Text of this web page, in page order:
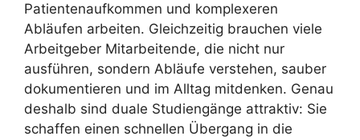
Patientenaufkommen und komplexeren
Abläufen arbeiten. Gleichzeitig brauchen viele
Arbeitgeber Mitarbeitende, die nicht nur
ausführen, sondern Abläufe verstehen, sauber
dokumentieren und im Alltag mitdenken. Genau
deshalb sind duale Studiengänge attraktiv: Sie
schaffen einen schnellen Übergang in die